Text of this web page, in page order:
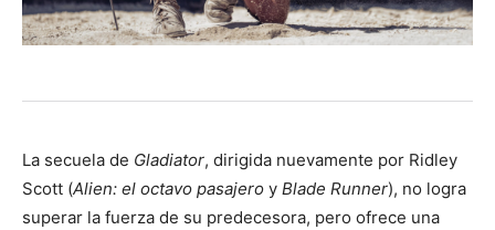
La secuela de Gladiator, dirigida nuevamente por Ridley
Scott (Alien: el octavo pasajero y Blade Runner), no logra
superar la fuerza de su predecesora, pero ofrece una